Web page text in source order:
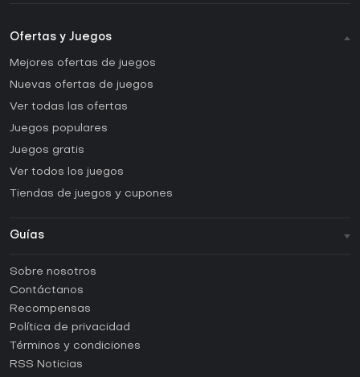
Ofertas y Juegos
Mejores ofertas de juegos
Nuevas ofertas de juegos
Ver todas las ofertas
Juegos populares
Juegos gratis
Ver todos los juegos
Tiendas de juegos y cupones
Guías
Guías y tutoriales
¿Cómo activar una CD Key de Steam?
¿Cómo activar una CD Key de Epic Games?
¿Cómo activar una CD Key de GOG?
¿Cómo activar una CD Key de Ubisoft Connect?
Sobre nosotros
Contáctanos
Recompensas
Política de privacidad
Términos y condiciones
RSS Noticias